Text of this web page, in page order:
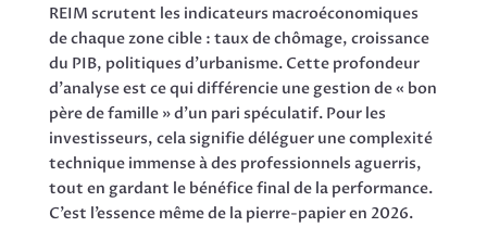
REIM scrutent les indicateurs macroéconomiques
de chaque zone cible : taux de chômage, croissance
du PIB, politiques d’urbanisme. Cette profondeur
d’analyse est ce qui différencie une gestion de « bon
père de famille » d’un pari spéculatif. Pour les
investisseurs, cela signifie déléguer une complexité
technique immense à des professionnels aguerris,
tout en gardant le bénéfice final de la performance.
C’est l’essence même de la pierre-papier en 2026.